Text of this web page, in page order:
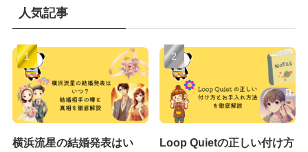
人気記事
横浜流星の結婚発表はい
Loop Quietの正しい付け方